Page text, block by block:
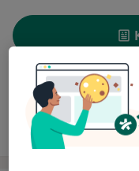
Ceník